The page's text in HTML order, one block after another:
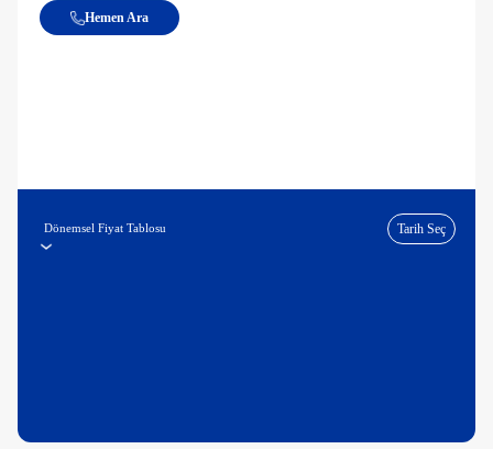
Hemen Ara
Dönemsel Fiyat Tablosu Tarih Seç